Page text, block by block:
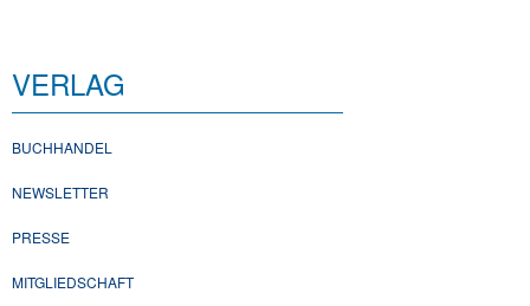
VERLAG
BUCHHANDEL
NEWSLETTER
PRESSE
MITGLIEDSCHAFT